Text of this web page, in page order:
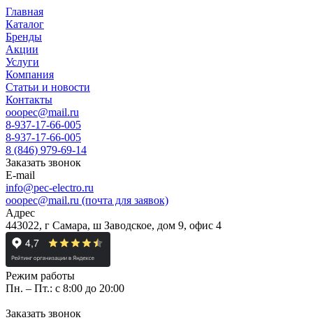
Главная
Каталог
Бренды
Акции
Услуги
Компания
Статьи и новости
Контакты
ooopec@mail.ru
8-937-17-66-005
8-937-17-66-005
8 (846) 979-69-14
Заказать звонок
E-mail
info@pec-electro.ru
ooopec@mail.ru (почта для заявок)
Адрес
443022, г Самара, ш Заводское, дом 9, офис 4
Режим работы
Пн. – Пт.: с 8:00 до 20:00
Заказать звонок